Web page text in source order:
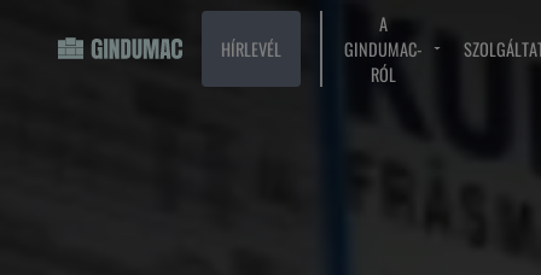
HÍRLEVÉL
A
GINDUMAC-
RÓL